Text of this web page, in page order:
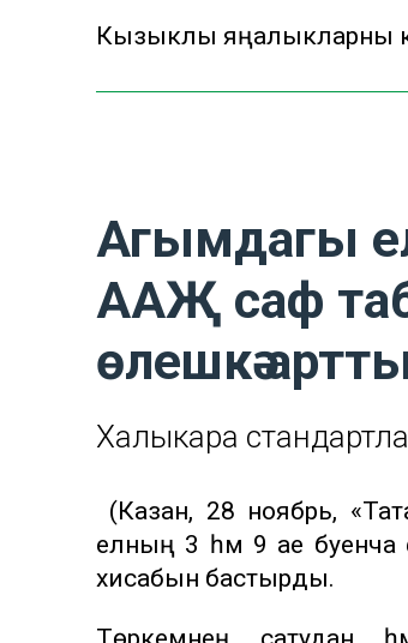
Кызыклы яңалыкларны
Агымдагы
ААҖ саф
өлешкә
Халыкара
(Казан, 28 ноябрь,
елның 3 һәм 9 ае буенча
хисабын бастырды.